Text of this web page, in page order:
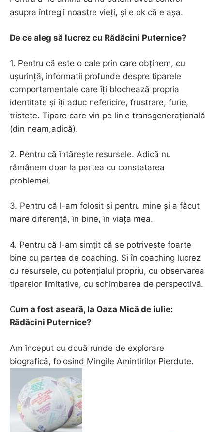
asupra întregii noastre vieți, și e ok că e așa.
De ce aleg să lucrez cu Rădăcini Puternice?
1. Pentru că este o cale prin care obținem, cu
ușurință, informații profunde despre tiparele
comportamentale care îți blochează propria
identitate și îți aduc nefericire, frustrare, furie,
tristețe. Tipare care vin pe linie transgenerațională
(din neam,adică).
2. Pentru că întărește resursele. Adică nu
rămânem doar la partea cu constatarea
problemei.
3. Pentru că l-am folosit și pentru mine și a făcut
mare diferență, în bine, în viața mea.
4. Pentru că l-am simțit că se potrivește foarte
bine cu partea de coaching. Si în coaching lucrez
cu resursele, cu potențialul propriu, cu observarea
tiparelor limitative, cu schimbarea de perspectivă.
Cum a fost aseară, la Oaza Mică de iulie:
Rădăcini Puternice?
Am început cu două runde de explorare
biografică, folosind Mingile Amintirilor Pierdute.